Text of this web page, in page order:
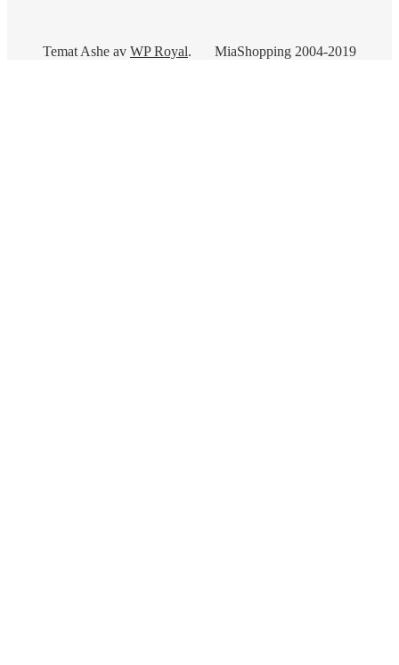
MiaShopping 2004-2019
Temat Ashe av WP Royal.